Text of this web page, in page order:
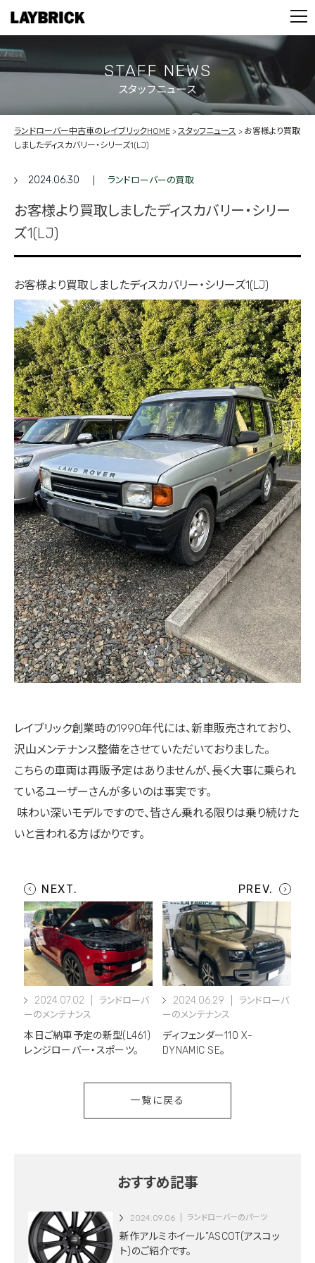
PARTS
CONTACT
PRIVACY POLICY
STAFF NEWS
スタッフニュース
ランドローバー中古車のレイブリックHOME スタッフニュース
お客様より買取
しましたディスカバリー・シリーズ1(LJ)
2024.06.30 ランドローバーの買取
お客様より買取しましたディスカバリー・シリー
ズ1(LJ)
お客様より買取しましたディスカバリー・シリーズ1(LJ)
レイブリック創業時の1990年代には、新車販売されており、
沢山メンテナンス整備をさせていただいておりました。
こちらの車両は再販予定はありませんが、長く大事に乗られ
ているユーザーさんが多いのは事実です。
味わい深いモデルですので、皆さん乗れる限りは乗り続けた
いと言われる方ばかりです。
2024.07.02
ランドローバ
ーのメンテナンス
本日ご納車予定の新型(L461)
レンジローバー・スポーツ。
2024.06.29
ランドローバ
ーのメンテナンス
ディフェンダー110 X-
DYNAMIC SE。
一覧に戻る
おすすめ記事
2024.09.06 ランドローバーのパーツ
新作アルミホイール”ASCOT(アスコッ
ト)のご紹介です。